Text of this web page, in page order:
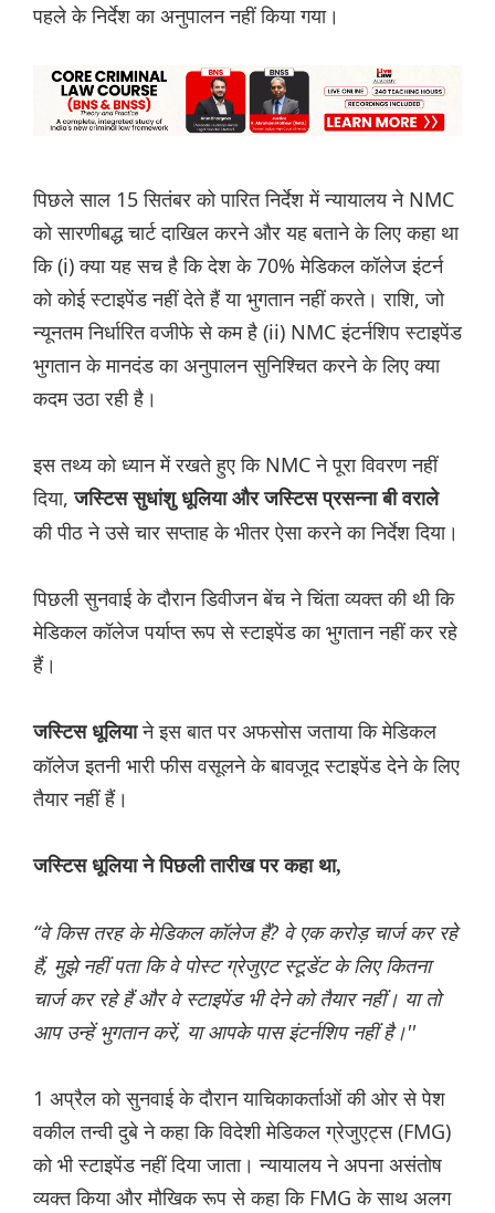
पहले के निर्देश का अनुपालन नहीं किया गया।
पिछले साल 15 सितंबर को पारित निर्देश में न्यायालय ने NMC
को सारणीबद्ध चार्ट दाखिल करने और यह बताने के लिए कहा था
कि (i) क्या यह सच है कि देश के 70% मेडिकल कॉलेज इंटर्न
को कोई स्टाइपेंड नहीं देते हैं या भुगतान नहीं करते। राशि, जो
न्यूनतम निर्धारित वजीफे से कम है (ii) NMC इंटर्नशिप स्टाइपेंड
भुगतान के मानदंड का अनुपालन सुनिश्चित करने के लिए क्या
कदम उठा रही है।
इस तथ्य को ध्यान में रखते हुए कि NMC ने पूरा विवरण नहीं
दिया,जस्टिस सुधांशु धूलिया और जस्टिस प्रसन्ना बी वराले
की पीठ ने उसे चार सप्ताह के भीतर ऐसा करने का निर्देश दिया।
पिछली सुनवाई के दौरान डिवीजन बेंच ने चिंता व्यक्त की थी कि
मेडिकल कॉलेज पर्याप्त रूप से स्टाइपेंड का भुगतान नहीं कर रहे
हैं।
जस्टिस धूलियाने इस बात पर अफसोस जताया कि मेडिकल
कॉलेज इतनी भारी फीस वसूलने के बावजूद स्टाइपेंड देने के लिए
तैयार नहीं हैं।
जस्टिस धूलिया ने पिछली तारीख पर कहा था,
“वे किस तरह के मेडिकल कॉलेज हैं? वे एक करोड़ चार्ज कर रहे
हैं, मुझे नहीं पता कि वे पोस्ट ग्रेजुएट स्टूडेंट के लिए कितना
चार्ज कर रहे हैं और वे स्टाइपेंड भी देने को तैयार नहीं। या तो
आप उन्हें भुगतान करें, या आपके पास इंटर्नशिप नहीं है।''
1 अप्रैल को सुनवाई के दौरान याचिकाकर्ताओं की ओर से पेश
वकील तन्वी दुबे ने कहा कि विदेशी मेडिकल ग्रेजुएट्स (FMG)
को भी स्टाइपेंड नहीं दिया जाता। न्यायालय ने अपना असंतोष
व्यक्त किया और मौखिक रूप से कहा कि FMG के साथ अलग